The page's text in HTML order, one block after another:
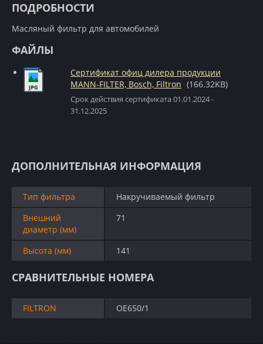
ПОДРОБНОСТИ
Масляный фильтр для автомобилей
ФАЙЛЫ
Сертификат офиц дилера продукции
MANN-FILTER, Bosch, Filtron (166.32KB)
Срок действия сертификата 01.01.2024 -
31.12.2025
ДОПОЛНИТЕЛЬНАЯ ИНФОРМАЦИЯ
Тип фильтра
Накручиваемый фильтр
Внешний
диаметр (мм)
71
Высота (мм) 141
СРАВНИТЕЛЬНЫЕ НОМЕРА
FILTRON OE650/1